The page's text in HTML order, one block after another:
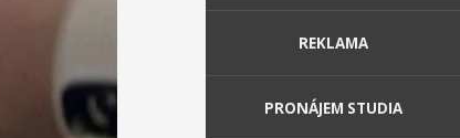
REKLAMA
PRONÁJEM STUDIA